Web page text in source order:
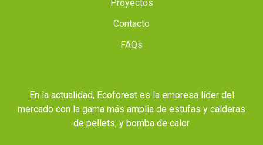
Proyectos
Contacto
FAQs
En la actualidad, Ecoforest es la empresa líder del
mercado con la gama más amplia de estufas y calderas
de pellets, y bomba de calor